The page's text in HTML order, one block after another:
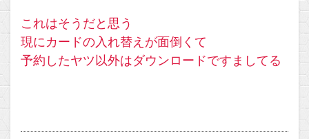
これはそうだと思う
現にカードの入れ替えが面倒くて
予約したヤツ以外はダウンロードですましてる